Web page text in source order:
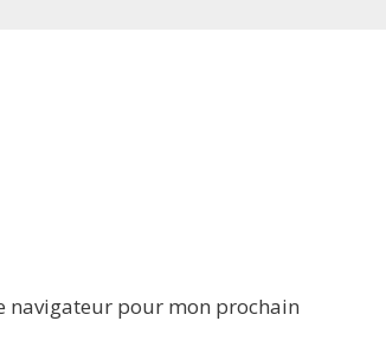
navigateur pour mon prochain